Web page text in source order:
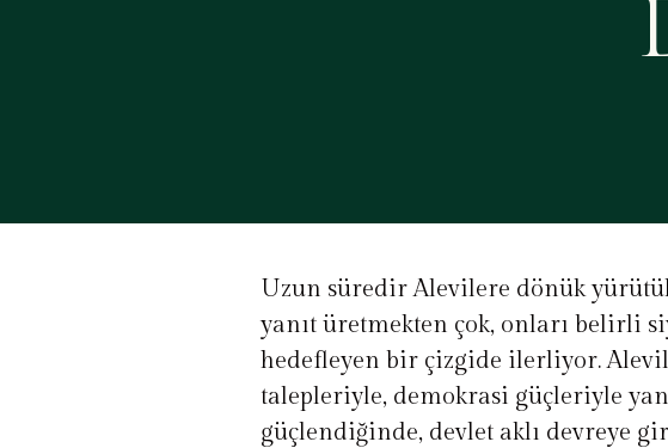
Uzun süredir Alevilere dönük
yanıt üretmekten çok, onları belirli
hedefleyen bir çizgide ilerliyor.
talepleriyle, demokrasi güçleriyle
güçlendiğinde, devlet aklı devreye